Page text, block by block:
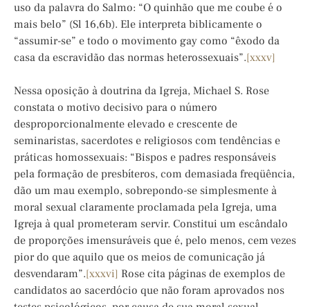
uso da palavra do Salmo: “O quinhão que me coube é o
mais belo” (Sl 16,6b). Ele interpreta biblicamente o
“assumir-se” e todo o movimento gay como “êxodo da
casa da escravidão das normas heterossexuais”.[xxxv]
Nessa oposição à doutrina da Igreja, Michael S. Rose
constata o motivo decisivo para o número
desproporcionalmente elevado e crescente de
seminaristas, sacerdotes e religiosos com tendências e
práticas homossexuais: “Bispos e padres responsáveis
pela formação de presbíteros, com demasiada freqüência,
dão um mau exemplo, sobrepondo-se simplesmente à
moral sexual claramente proclamada pela Igreja, uma
Igreja à qual prometeram servir. Constitui um escândalo
de proporções imensuráveis que é, pelo menos, cem vezes
pior do que aquilo que os meios de comunicação já
desvendaram”.[xxxvi] Rose cita páginas de exemplos de
candidatos ao sacerdócio que não foram aprovados nos